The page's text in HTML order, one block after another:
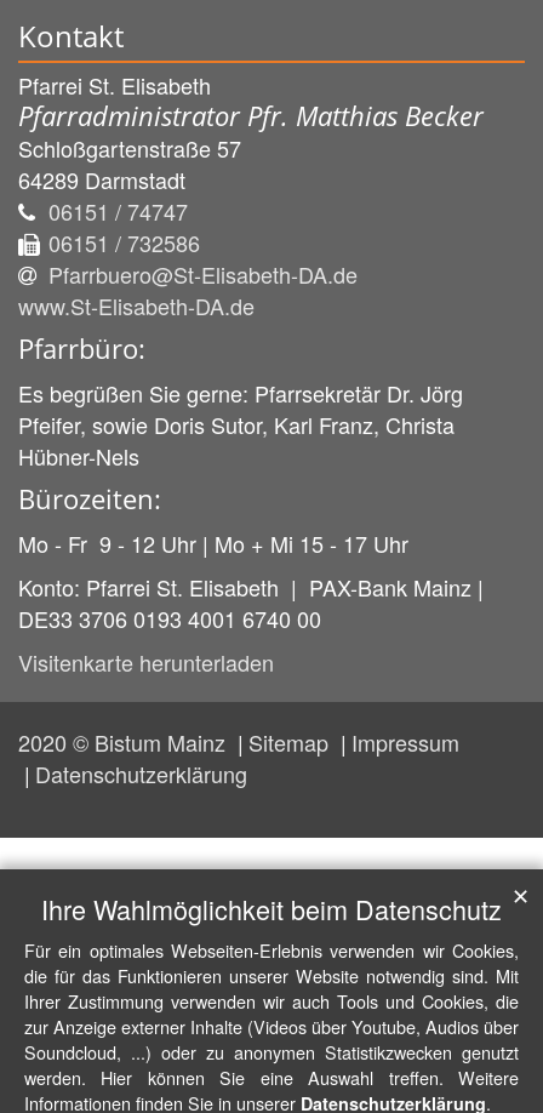
Kontakt
Pfarrei St. Elisabeth
Pfarradministrator Pfr. Matthias Becker
Schloßgartenstraße 57
64289 Darmstadt
06151 / 74747
06151 / 732586
Pfarrbuero@St-Elisabeth-DA.de
www.St-Elisabeth-DA.de
Pfarrbüro:
Es begrüßen Sie gerne: Pfarrsekretär Dr. Jörg
Pfeifer, sowie Doris Sutor, Karl Franz, Christa
Hübner-Nels
Bürozeiten:
Mo - Fr 9 - 12 Uhr | Mo + Mi 15 - 17 Uhr
Konto: Pfarrei St. Elisabeth | PAX-Bank Mainz |
DE33 3706 0193 4001 6740 00
Visitenkarte herunterladen
2020 © Bistum Mainz Sitemap
Impressum
Datenschutzerklärung
Ihre Wahlmöglichkeit beim Datenschutz
Für ein optimales Webseiten-Erlebnis verwenden wir Cookies,
die für das Funktionieren unserer Website notwendig sind. Mit
Ihrer Zustimmung verwenden wir auch Tools und Cookies, die
zur Anzeige externer Inhalte (Videos über Youtube, Audios über
Soundcloud, ...) oder zu anonymen Statistikzwecken genutzt
werden. Hier können Sie eine Auswahl treffen. Weitere
Informationen finden Sie in unserer Datenschutzerklärung.
✕